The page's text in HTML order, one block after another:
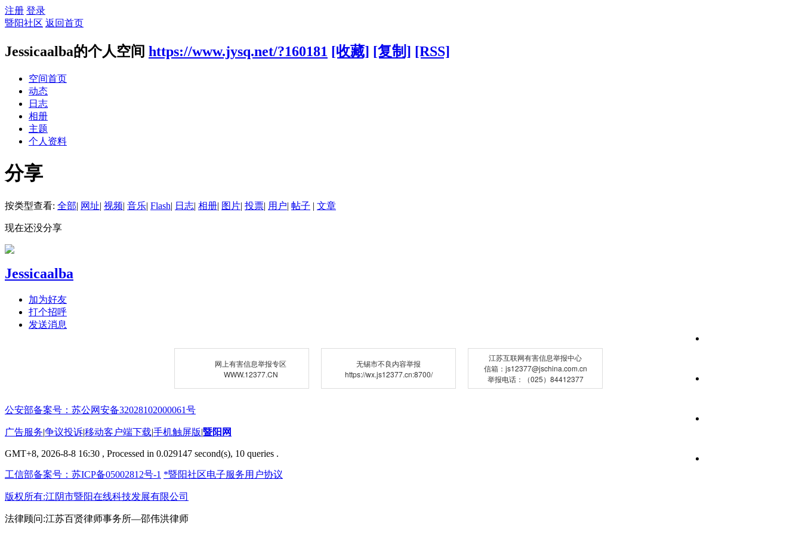
注册 登录
暨阳社区 返回首页
Jessicaalba的个人空间 https://www.jysq.net/?160181 [收藏] [复制] [RSS]
空间首页
动态
日志
相册
主题
个人资料
分享
按类型查看: 全部| 网址| 视频| 音乐| Flash| 日志| 相册| 图片| 投票| 用户| 帖子 | 文章
现在还没分享
Jessicaalba
加为好友
打个招呼
发送消息
网上有害信息举报专区
WWW.12377.CN
无锡市不良内容举报
https://wx.js12377.cn:8700/
江苏互联网有害信息举报中心
信箱：js12377@jschina.com.cn
举报电话：（025）84412377
公安部备案号：苏公网安备32028102000061号
广告服务|争议投诉|移动客户端下载|手机触屏版|暨阳网
GMT+8, 2026-8-8 16:30 , Processed in 0.029147 second(s), 10 queries .
工信部备案号：苏ICP备05002812号-1 *暨阳社区电子服务用户协议
版权所有:江阴市暨阳在线科技发展有限公司
法律顾问:江苏百贤律师事务所—邵伟洪律师